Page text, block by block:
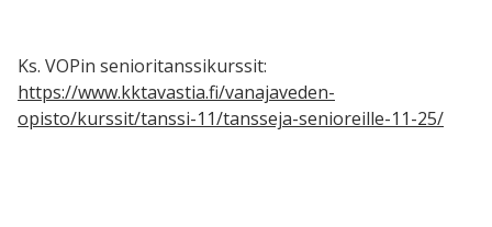
Ks. VOPin senioritanssikurssit:
https://www.kktavastia.fi/vanajaveden-
opisto/kurssit/tanssi-11/tansseja-senioreille-11-25/